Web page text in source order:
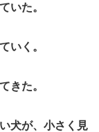
いた。
いく。
きた。
犬が、小さく見